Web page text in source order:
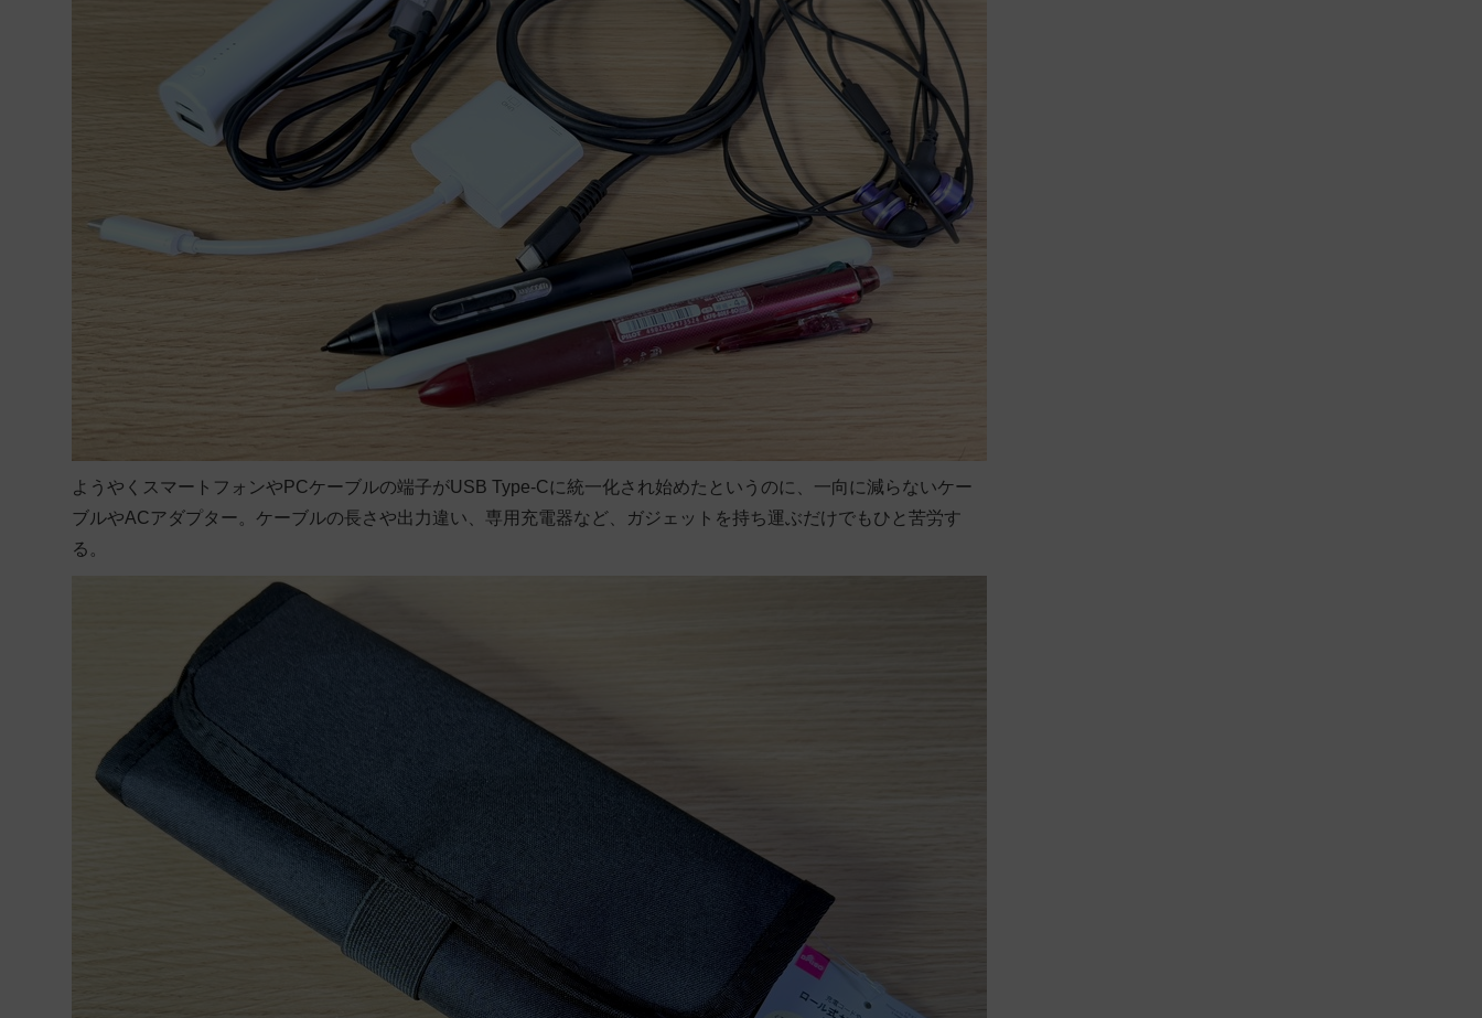
ようやくスマートフォンやPCケーブルの端子がUSB Type-Cに統一化され始めたというのに、一向に減らないケー
ブルやACアダプター。ケーブルの長さや出力違い、専用充電器など、ガジェットを持ち運ぶだけでもひと苦労す
る。